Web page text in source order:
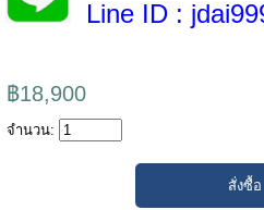
Line ID :
฿18,900
จำนวน: